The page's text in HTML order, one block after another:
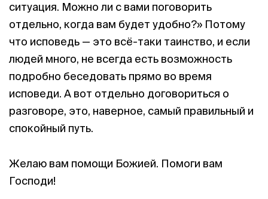
ситуация. Можно ли с вами поговорить
отдельно, когда вам будет удобно?» Потому
что исповедь — это всё-таки таинство, и если
людей много, не всегда есть возможность
подробно беседовать прямо во время
исповеди. А вот отдельно договориться о
разговоре, это, наверное, самый правильный и
спокойный путь.
Желаю вам помощи Божией. Помоги вам
Господи!